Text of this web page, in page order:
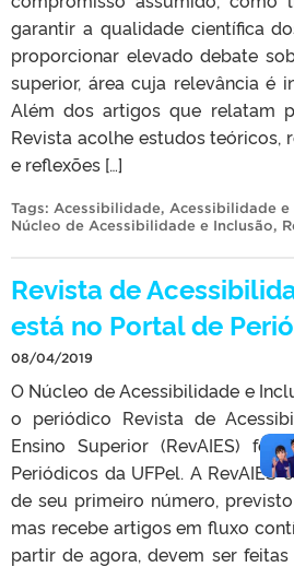
garantir a qualidade científica
proporcionar elevado debate
superior, área cuja relevância é
Além dos artigos que relatam
Revista acolhe estudos teóricos,
e reflexões […]
Tags: Acessibilidade, Acessibilidade e
Núcleo de Acessibilidade e Inclusão,
Revista de
está no Portal de
08/04/2019
O Núcleo de Acessibilidade e
o periódico Revista de
Ensino Superior (RevAIES)
Periódicos da UFPel. A RevAIES
de seu primeiro número,
mas recebe artigos em fluxo
partir de agora, devem ser